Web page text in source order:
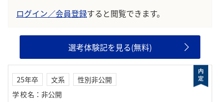
ログイン／会員登録すると閲覧できます。
選考体験記を見る(無料)
25年卒 文系
性別非公開
学校名 ： 非公開